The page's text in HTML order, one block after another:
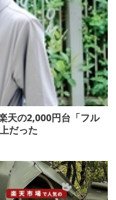
天の2,000円台「フル
だった